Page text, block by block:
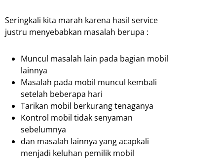
Seringkali kita marah karena hasil service
justru menyebabkan masalah berupa :
Muncul masalah lain pada bagian mobil
lainnya
Masalah pada mobil muncul kembali
setelah beberapa hari
Tarikan mobil berkurang tenaganya
Kontrol mobil tidak senyaman
sebelumnya
dan masalah lainnya yang acapkali
menjadi keluhan pemilik mobil